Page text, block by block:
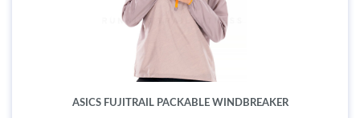
ASICS FUJITRAIL PACKABLE WINDBREAKER